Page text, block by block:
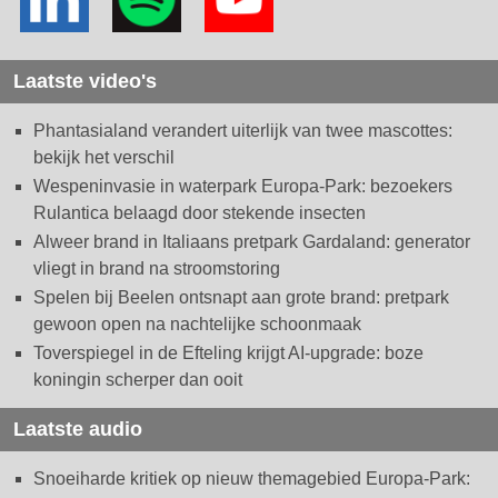
Laatste video's
Phantasialand verandert uiterlijk van twee mascottes:
bekijk het verschil
Wespeninvasie in waterpark Europa-Park: bezoekers
Rulantica belaagd door stekende insecten
Alweer brand in Italiaans pretpark Gardaland: generator
vliegt in brand na stroomstoring
Spelen bij Beelen ontsnapt aan grote brand: pretpark
gewoon open na nachtelijke schoonmaak
Toverspiegel in de Efteling krijgt AI-upgrade: boze
koningin scherper dan ooit
Laatste audio
Snoeiharde kritiek op nieuw themagebied Europa-Park: